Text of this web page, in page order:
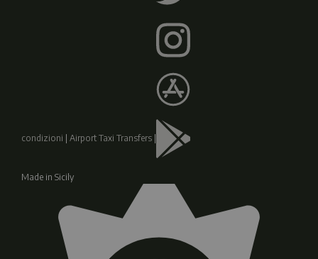
condizioni | Airport Taxi Transfers |
Made in Sicily